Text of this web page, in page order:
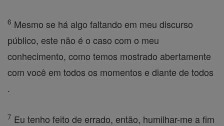
6 Mesmo se há algo faltando em meu discurso
público, este não é o caso com o meu
conhecimento, como temos mostrado abertamente
com você em todos os momentos e diante de todos
.
7 Eu tenho feito de errado, então, humilhar-me a fim